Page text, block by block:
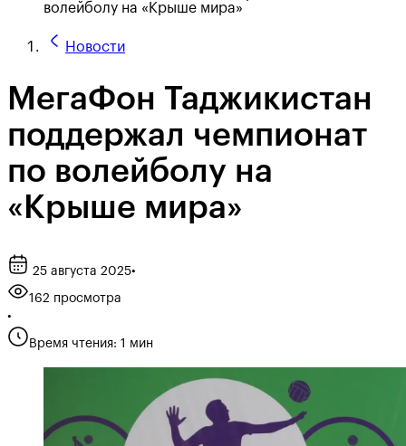
волейболу на «Крыше мира»
Новости
МегаФон Таджикистан
поддержал чемпионат
по волейболу на
«Крыше мира»
25 августа 2025•
162 просмотра
•
Время чтения: 1 мин